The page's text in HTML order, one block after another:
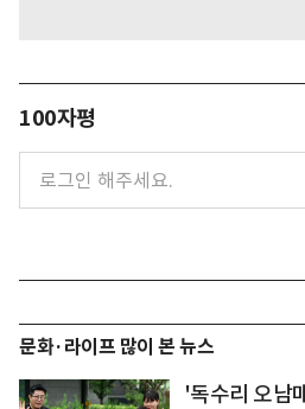
100자평
문화·라이프 많이 본 뉴스
'독수리 오남